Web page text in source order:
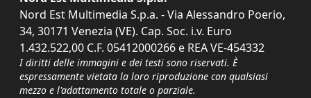
Nord Est Multimedia S.p.a. - Via Alessandro Poerio,
34, 30171 Venezia (VE). Cap. Soc. i.v. Euro
1.432.522,00 C.F. 05412000266 e REA VE-454332
I diritti delle immagini e dei testi sono riservati. È
espressamente vietata la loro riproduzione con qualsiasi
mezzo e l'adattamento totale o parziale.